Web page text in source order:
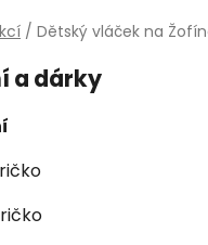
/ Dětský vláček na
a dárky